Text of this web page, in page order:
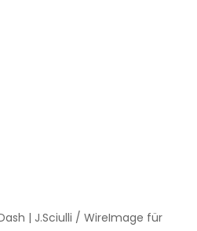
| J.Sciulli / WireImage für